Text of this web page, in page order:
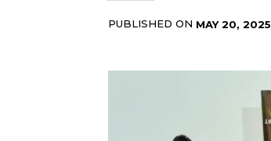
PUBLISHED ON MAY 20, 2025